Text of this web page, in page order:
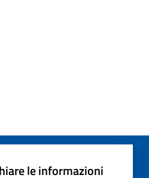
le informazioni